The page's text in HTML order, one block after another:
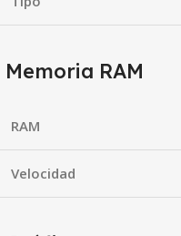
Memoria RAM
RAM
Velocidad